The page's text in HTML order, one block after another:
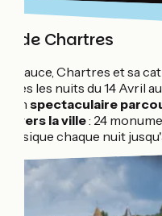
de Chartres
Beauce, Chartres et sa
les nuits du 14 Avril au
un spectaculaire
la ville: 24
musique chaque nuit